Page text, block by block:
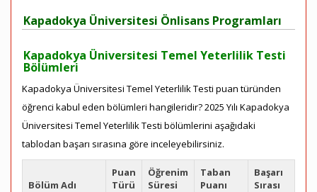
Kapadokya Üniversitesi Önlisans Programları
Kapadokya Üniversitesi Temel Yeterlilik Testi
Bölümleri
Kapadokya Üniversitesi Temel Yeterlilik Testi puan türünden
öğrenci kabul eden bölümleri hangileridir? 2025 Yılı Kapadokya
Üniversitesi Temel Yeterlilik Testi bölümlerini aşağıdaki
tablodan başarı sırasına göre inceleyebilirsiniz.
Bölüm Adı
Puan
Türü
Öğrenim
Süresi
Taban
Puanı
Başarı
Sırası